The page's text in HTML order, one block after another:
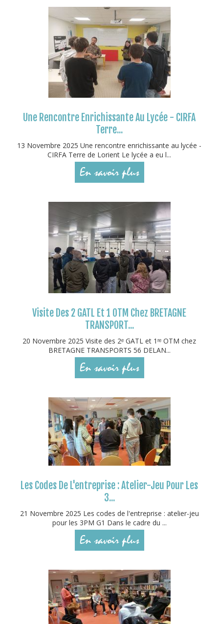
Une Rencontre Enrichissante Au Lycée - CIRFA
Terre...
13 Novembre 2025 Une rencontre enrichissante au lycée -
CIRFA Terre de Lorient Le lycée a eu l...
En savoir plus
Visite Des 2 GATL Et 1 OTM Chez BRETAGNE
TRANSPORT...
20 Novembre 2025 Visite des 2ᵉ GATL et 1ʳᵉ OTM chez
BRETAGNE TRANSPORTS 56 DELAN...
En savoir plus
Les Codes De L'entreprise : Atelier-Jeu Pour Les
3...
21 Novembre 2025 Les codes de l'entreprise : atelier-jeu
pour les 3PM G1 Dans le cadre du ...
En savoir plus